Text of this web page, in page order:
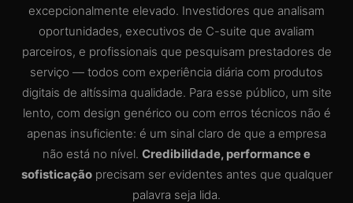
excepcionalmente elevado. Investidores que analisam
oportunidades, executivos de C-suite que avaliam
parceiros, e profissionais que pesquisam prestadores de
serviço — todos com experiência diária com produtos
digitais de altíssima qualidade. Para esse público, um site
lento, com design genérico ou com erros técnicos não é
apenas insuficiente: é um sinal claro de que a empresa
não está no nível. Credibilidade, performance e
sofisticaçãoprecisam ser evidentes antes que qualquer
palavra seja lida.